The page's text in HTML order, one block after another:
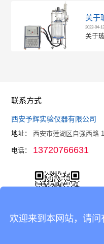
关于
2022-04-13
关于
联系方式
西安予辉实验仪器有限公司
地址： 西安市莲湖区自强西路
电话： 13720766631
欢迎来到本网站，请问